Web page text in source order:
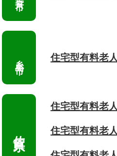
住宅型有料老
住宅型有料老
住宅型有料老